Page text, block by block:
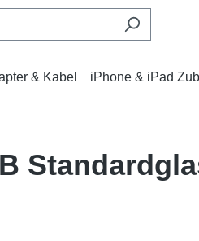
& Kabel iPhone & iPad